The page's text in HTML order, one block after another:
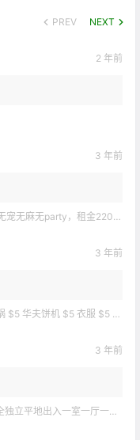
PREV NEXT
2 年前
3 年前
不包水电有意短信联系2508858496
3 年前
地靴 $10 滑雪手套 $10 宜家衣物收纳 .
3 年前
步行5分钟到公车站和商业圈 有后花园和.